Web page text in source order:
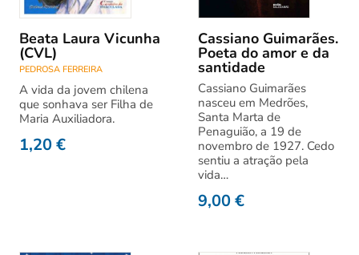
Beata Laura Vicunha
(CVL)
PEDROSA FERREIRA
A vida da jovem chilena
que sonhava ser Filha de
Maria Auxiliadora.
1,20€
Cassiano Guimarães.
Poeta do amor e da
santidade
Cassiano Guimarães
nasceu em Medrões,
Santa Marta de
Penaguião, a 19 de
novembro de 1927. Cedo
sentiu a atração pela
vida…
9,00€